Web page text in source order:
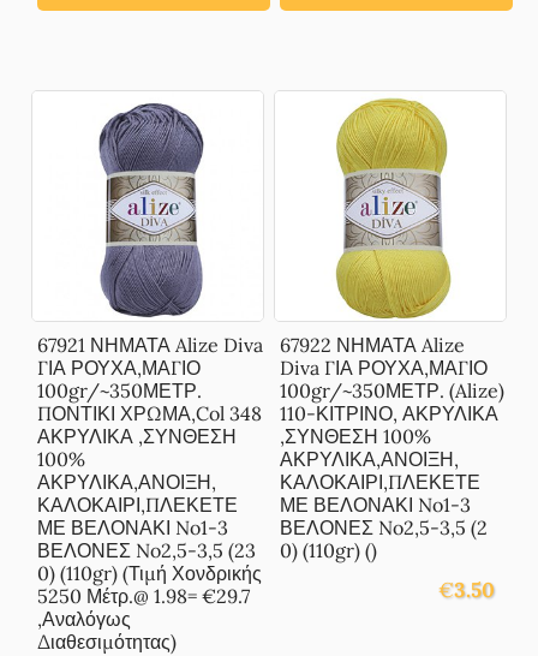
67921 ΝΗΜΑΤΑ Alize Diva
ΓΙΑ ΡΟΥΧΑ,ΜΑΓΙΟ
100gr/~350ΜΕΤΡ.
ΠΟΝΤΙΚΙ ΧΡΩΜΑ,Col 348
ΑΚΡΥΛΙΚΑ ,ΣΥΝΘΕΣΗ
100%
ΑΚΡΥΛΙΚΑ,ΑΝΟΙΞΗ,
ΚΑΛΟΚΑΙΡΙ,ΠΛΕΚΕΤΕ
ΜΕ ΒΕΛΟΝΑΚΙ No1-3
ΒΕΛΟΝΕΣ No2,5-3,5 (23
0) (110gr) (Τιμή Χονδρικής
5250 Μέτρ.@ 1.98= €29.7
,Αναλόγως
Διαθεσιμότητας)
67922 ΝΗΜΑΤΑ Alize
Diva ΓΙΑ ΡΟΥΧΑ,ΜΑΓΙΟ
100gr/~350ΜΕΤΡ. (Alize)
110-ΚΙΤΡΙΝΟ, ΑΚΡΥΛΙΚΑ
,ΣΥΝΘΕΣΗ 100%
ΑΚΡΥΛΙΚΑ,ΑΝΟΙΞΗ,
ΚΑΛΟΚΑΙΡΙ,ΠΛΕΚΕΤΕ
ΜΕ ΒΕΛΟΝΑΚΙ No1-3
ΒΕΛΟΝΕΣ No2,5-3,5 (2
0) (110gr) ()
€3.50